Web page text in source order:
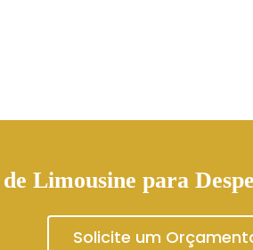
Limousine para
Solicite um